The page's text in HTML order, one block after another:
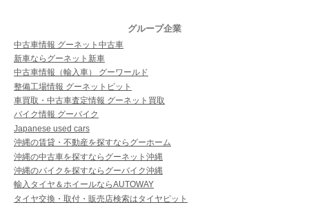
グループ企業
中古車情報 グーネット中古車
新車ならグーネット新車
中古車情報（輸入車） グーワールド
整備工場情報 グーネットピット
車買取・中古車査定情報 グーネット買取
バイク情報 グーバイク
Japanese used cars
沖縄の賃貸・不動産を探すならグーホーム
沖縄の中古車を探すならグーネット沖縄
沖縄のバイクを探すならグーバイク沖縄
輸入タイヤ＆ホイールならAUTOWAY
タイヤ交換・取付・販売店検索はタイヤピット